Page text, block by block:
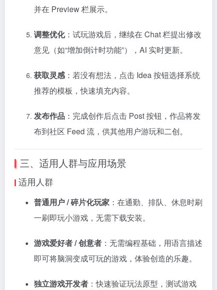
并在 Preview 栏展示。
调整优化：试玩游戏后，继续在 Chat 栏提出修改
意见（如“增加倒计时功能”），AI 实时更新。
获取灵感：若没有想法，点击 Idea 按钮选择系统
推荐的模板，快速填充内容。
发布作品 ：完成创作后点击 Post 按钮，作品将发
布到社区 Feed 流，供其他用户游玩和二创。
三、适用人群与应用场景
适用人群
普通用户 / 碎片化玩家 ：在通勤、排队、休息时刷
一刷即玩小游戏，无需下载安装。
游戏爱好者 / 创意者 ：无需编程基础，用语言描述
即可将脑洞变成可玩的游戏，体验创造的乐趣。
独立游戏开发者 ：快速验证玩法原型，测试游戏